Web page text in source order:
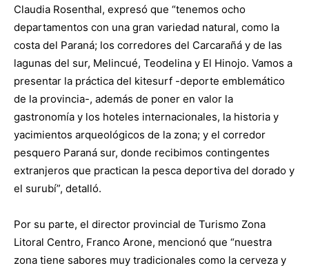
Claudia Rosenthal, expresó que “tenemos ocho
departamentos con una gran variedad natural, como la
costa del Paraná; los corredores del Carcarañá y de las
lagunas del sur, Melincué, Teodelina y El Hinojo. Vamos a
presentar la práctica del kitesurf -deporte emblemático
de la provincia-, además de poner en valor la
gastronomía y los hoteles internacionales, la historia y
yacimientos arqueológicos de la zona; y el corredor
pesquero Paraná sur, donde recibimos contingentes
extranjeros que practican la pesca deportiva del dorado y
el surubí”, detalló.
Por su parte, el director provincial de Turismo Zona
Litoral Centro, Franco Arone, mencionó que “nuestra
zona tiene sabores muy tradicionales como la cerveza y